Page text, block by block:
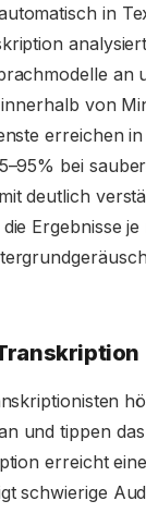
in
an
von
erreichen
bei
deutlich
Ergebnisse
und tippen
erreicht
schwierige